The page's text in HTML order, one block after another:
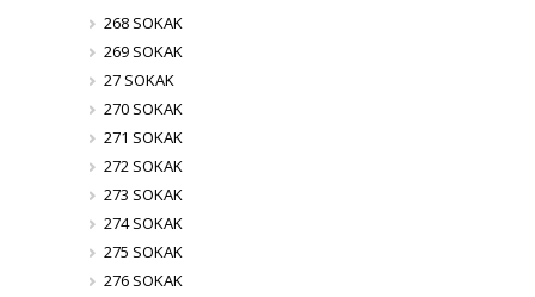
268 SOKAK
269 SOKAK
27 SOKAK
270 SOKAK
271 SOKAK
272 SOKAK
273 SOKAK
274 SOKAK
275 SOKAK
276 SOKAK